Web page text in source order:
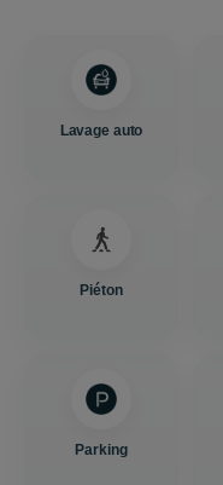
Lavage auto
Piéton
Parking